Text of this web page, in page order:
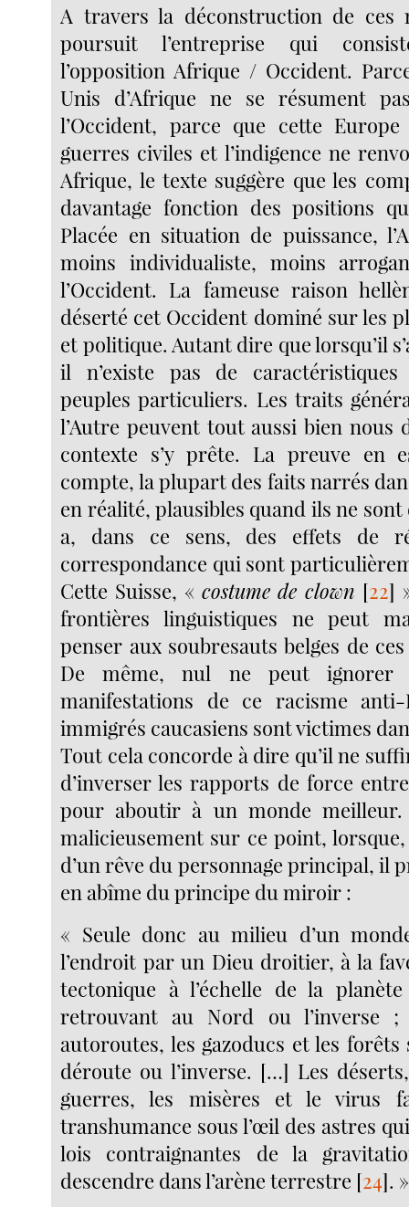
A travers la déconstruction de ces
poursuit l’entreprise qui
l’opposition Afrique / Occident.
Unis d’Afrique ne se résument
l’Occident, parce que cette
guerres civiles et l’indigence ne
Afrique, le texte suggère que les
davantage fonction des positions
Placée en situation de puissance,
moins individualiste, moins
l’Occident. La fameuse raison
déserté cet Occident dominé sur les
et politique. Autant dire que lorsqu’il
il n’existe pas de
peuples particuliers. Les traits
l’Autre peuvent tout aussi bien nous
contexte s’y prête. La preuve en
compte, la plupart des faits narrés
en réalité, plausibles quand ils ne
a, dans ce sens, des effets de
correspondance qui sont
Cette Suisse, « costume de clown [22]
frontières linguistiques ne peut
penser aux soubresauts belges de
De même, nul ne peut ignorer
manifestations de ce racisme
immigrés caucasiens sont victimes
Tout cela concorde à dire qu’il ne
d’inverser les rapports de force
pour aboutir à un monde meilleur.
malicieusement sur ce point,
d’un rêve du personnage principal, il
en abîme du principe du miroir :
« Seule donc au milieu d’un
l’endroit par un Dieu droitier, à la
tectonique à l’échelle de la
retrouvant au Nord ou l’inverse ;
autoroutes, les gazoducs et les
déroute ou l’inverse. […] Les
guerres, les misères et le virus
transhumance sous l’œil des astres
lois contraignantes de la
descendre dans l’arène terrestre [24]. »